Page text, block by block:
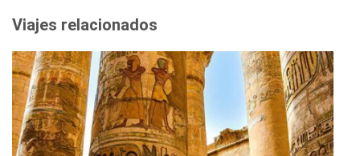
Viajes relacionados